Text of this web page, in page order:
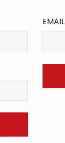
EMAIL